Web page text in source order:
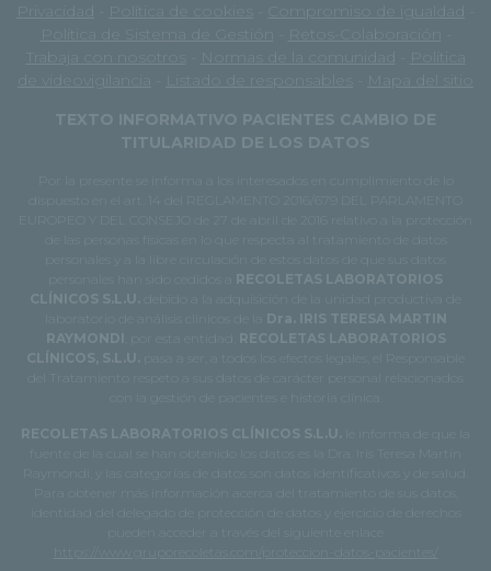
Privacidad
Política de cookies Compromiso de igualdad
Política de Sistema de Gestión
Retos-Colaboración
Trabaja con nosotros
Normas de la comunidad
Política
de videovigilancia
Listado de responsables
Mapa del sitio
TEXTO INFORMATIVO PACIENTES CAMBIO DE
TITULARIDAD DE LOS DATOS
Por la presente se informa a los interesados en cumplimiento de lo
dispuesto en el art. 14 del REGLAMENTO 2016/679 DEL PARLAMENTO
EUROPEO Y DEL CONSEJO de 27 de abril de 2016 relativo a la protección
de las personas físicas en lo que respecta al tratamiento de datos
personales y a la libre circulación de estos datos de que sus datos
RECOLETAS LABORATORIOS
CLÍNICOS S.L.U.
debido a la adquisición de la unidad productiva de
laboratorio de análisis clínicos de la Dra. IRIS TERESA MARTIN
RAYMONDI , por esta entidad. RECOLETAS LABORATORIOS
CLÍNICOS, S.L.U.
pasa a ser, a todos los efectos legales, el Responsable
del Tratamiento respeto a sus datos de carácter personal relacionados
con la gestión de pacientes e historia clínica.
RECOLETAS LABORATORIOS CLÍNICOS S.L.U.
le informa de que la
fuente de la cual se han obtenido los datos es la Dra. Iris Teresa Martín
Raymondi, y las categorías de datos son datos identificativos y de salud.
Para obtener más información acerca del tratamiento de sus datos,
identidad del delegado de protección de datos y ejercicio de derechos
pueden acceder a través del siguiente enlace
https://www.gruporecoletas.com/proteccion-datos-pacientes/